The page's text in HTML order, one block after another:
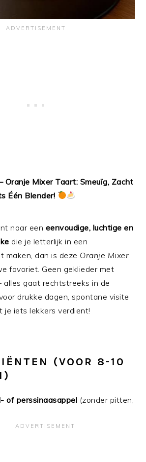
Oranje Mixer Taart: Smeuïg, Zacht
Één Blender!
naar een eenvoudige, luchtige en
die je letterlijk in een
maken, dan is deze Oranje Mixer
favoriet. Geen geklieder met
alles gaat rechtstreeks in de
drukke dagen, spontane visite
je iets lekkers verdient!
(VOOR 8-10
of perssinaasappel (zonder pitten,